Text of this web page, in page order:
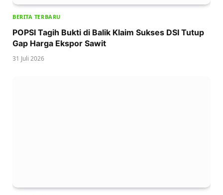
BERITA TERBARU
POPSI Tagih Bukti di Balik Klaim Sukses DSI Tutup
Gap Harga Ekspor Sawit
31 Juli 2026